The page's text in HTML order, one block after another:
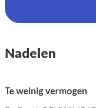
Nadelen
Te weinig vermogen